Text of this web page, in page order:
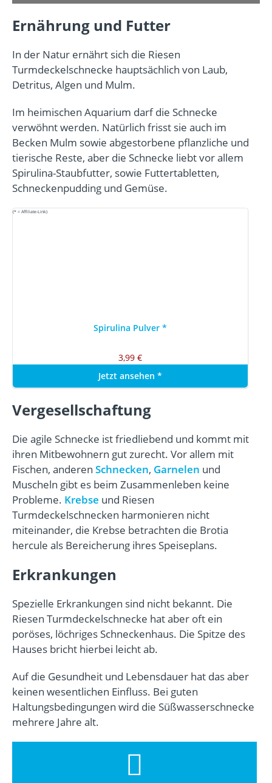
Ernährung und Futter
In der Natur ernährt sich die Riesen
Turmdeckelschnecke hauptsächlich von Laub,
Detritus, Algen und Mulm.
Im heimischen Aquarium darf die Schnecke
verwöhnt werden. Natürlich frisst sie auch im
Becken Mulm sowie abgestorbene pflanzliche und
tierische Reste, aber die Schnecke liebt vor allem
Spirulina-Staubfutter, sowie Futtertabletten,
Schneckenpudding und Gemüse.
(* = Affiliate-Link)
Spirulina Pulver *
3,99 €
Jetzt ansehen *
Vergesellschaftung
Die agile Schnecke ist friedliebend und kommt mit
ihren Mitbewohnern gut zurecht. Vor allem mit
Fischen, anderen Schnecken, Garnelen und
Muscheln gibt es beim Zusammenleben keine
Probleme. Krebse und Riesen
Turmdeckelschnecken harmonieren nicht
miteinander, die Krebse betrachten die Brotia
hercule als Bereicherung ihres Speiseplans.
Erkrankungen
Spezielle Erkrankungen sind nicht bekannt. Die
Riesen Turmdeckelschnecke hat aber oft ein
poröses, löchriges Schneckenhaus. Die Spitze des
Hauses bricht hierbei leicht ab.
Auf die Gesundheit und Lebensdauer hat das aber
keinen wesentlichen Einfluss. Bei guten
Haltungsbedingungen wird die Süßwasserschnecke
mehrere Jahre alt.